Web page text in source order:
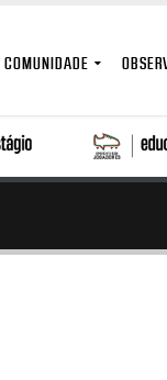
COMUNIDADE